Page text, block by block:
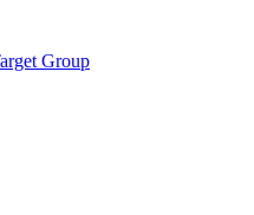
Group